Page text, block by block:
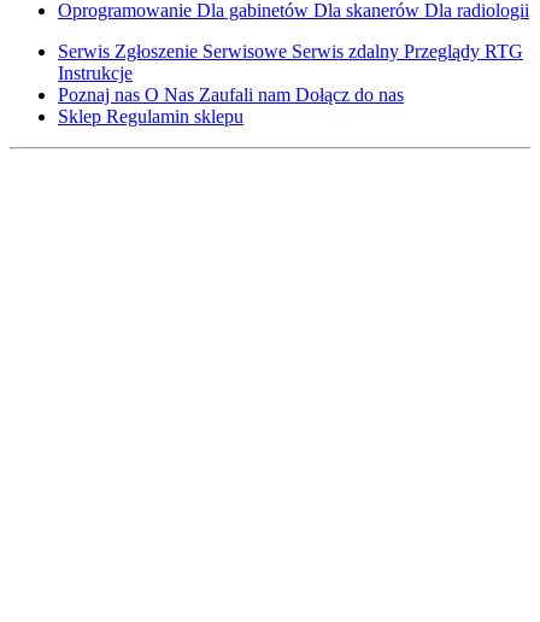
Oprogramowanie Dla gabinetów Dla skanerów Dla radiologii
Serwis Zgłoszenie Serwisowe Serwis zdalny Przeglądy RTG
Instrukcje
Poznaj nas O Nas Zaufali nam Dołącz do nas
Sklep Regulamin sklepu